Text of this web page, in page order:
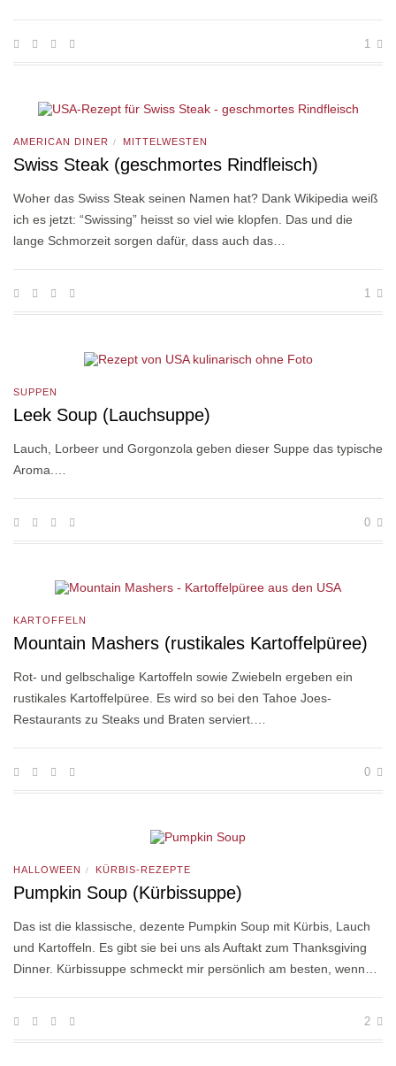
1
AMERICAN DINER / MITTELWESTEN
Swiss Steak (geschmortes Rindfleisch)
Woher das Swiss Steak seinen Namen hat? Dank Wikipedia weiß
ich es jetzt: “Swissing” heisst so viel wie klopfen. Das und die
lange Schmorzeit sorgen dafür, dass auch das…
1
SUPPEN
Leek Soup (Lauchsuppe)
Lauch, Lorbeer und Gorgonzola geben dieser Suppe das typische
Aroma.…
0
KARTOFFELN
Mountain Mashers (rustikales Kartoffelpüree)
Rot- und gelbschalige Kartoffeln sowie Zwiebeln ergeben ein
rustikales Kartoffelpüree. Es wird so bei den Tahoe Joes-
Restaurants zu Steaks und Braten serviert.…
0
HALLOWEEN / KÜRBIS-REZEPTE
Pumpkin Soup (Kürbissuppe)
Das ist die klassische, dezente Pumpkin Soup mit Kürbis, Lauch
und Kartoffeln. Es gibt sie bei uns als Auftakt zum Thanksgiving
Dinner. Kürbissuppe schmeckt mir persönlich am besten, wenn…
2